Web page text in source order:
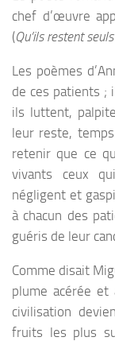
chef d’œuvre
(Qu’ils restent
Les poèmes
de ces patients ;
ils luttent,
leur reste,
retenir que ce
vivants ceux
négligent et
à chacun des
guéris de leur
Comme disait
plume acérée et
civilisation
fruits les plus